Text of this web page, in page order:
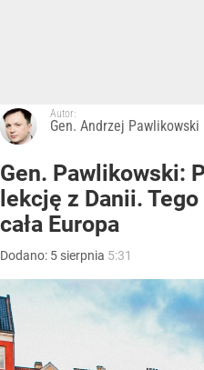
Autor:
Gen. Andrzej Pawlikowski
Gen. Pawlikowski:
lekcję z Danii.
cała Europa
Dodano: 5 sierpnia 5:31